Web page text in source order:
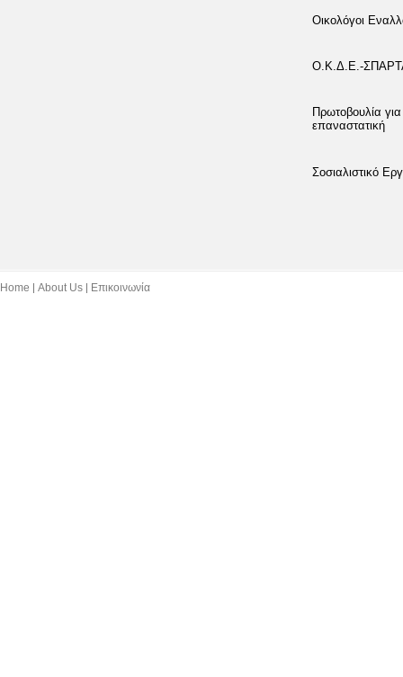
Οικολόγοι
Ο.Κ.Δ.Ε.-
Πρωτοβουλία
επαναστατική
Σοσιαλιστικό
Home About Us Επικοινωνία